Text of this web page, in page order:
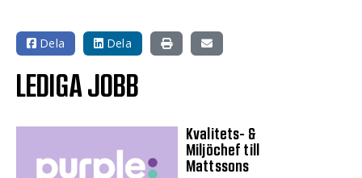
Dela Dela
LEDIGA JOBB
Kvalitets- &
Miljöchef till
Mattssons